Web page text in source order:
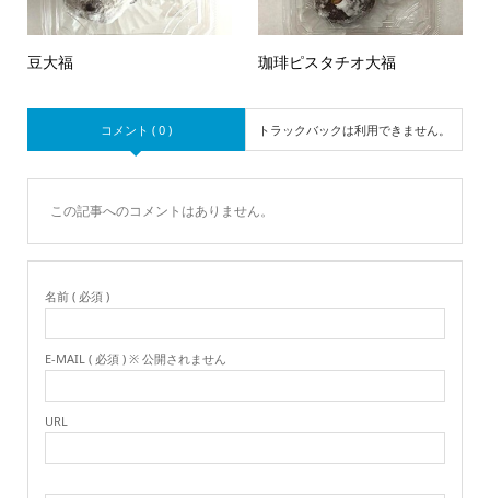
豆大福 珈琲ピスタチオ大福
コメント ( 0 ) トラックバックは利用できません。
この記事へのコメントはありません。
名前 ( 必須 )
E-MAIL ( 必須 ) ※ 公開されません
URL